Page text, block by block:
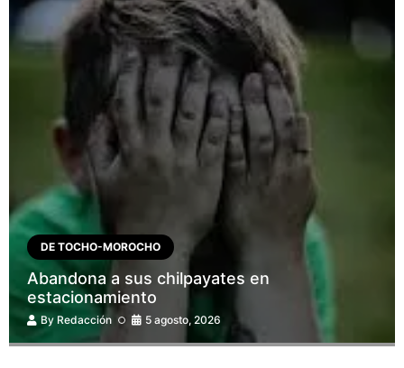
DE TOCHO-MOROCHO
Abandona a sus chilpayates en
estacionamiento
By Redacción 5 agosto, 2026